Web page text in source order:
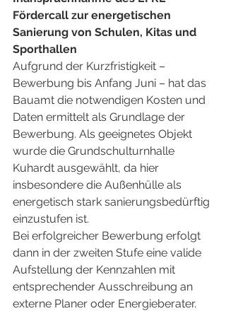
Fördercall zur energetischen
Sanierung von Schulen, Kitas und
Sporthallen
Aufgrund der Kurzfristigkeit –
Bewerbung bis Anfang Juni – hat das
Bauamt die notwendigen Kosten und
Daten ermittelt als Grundlage der
Bewerbung. Als geeignetes Objekt
wurde die Grundschulturnhalle
Kuhardt ausgewählt, da hier
insbesondere die Außenhülle als
energetisch stark sanierungsbedürftig
einzustufen ist.
Bei erfolgreicher Bewerbung erfolgt
dann in der zweiten Stufe eine valide
Aufstellung der Kennzahlen mit
entsprechender Ausschreibung an
externe Planer oder Energieberater.